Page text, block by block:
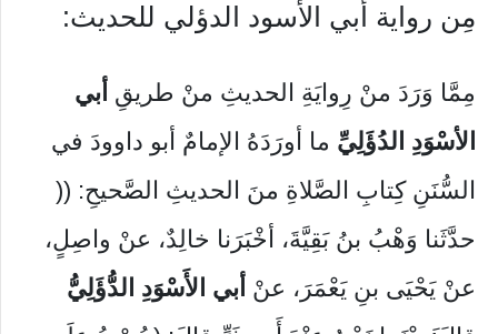
مِن رواية أبي الأسود الدؤلي للحديث:
مِمَّا وَرَدَ منْ رِوايَةِ الحديثِ منْ طريقِ أبي
الأسْوَدِ الدُؤَلِيِّ ما أورَدَهُ الإمامٌ أبو داوودَ في
السُّنَنِ كِتابِ الصَّلاةِ منَ الحديثِ الصَّحيحِ: ((
حدَّثَنا وَهْبُ بنُ بَقِيَّةَ، أخْبَرَنا خالِدٌ، عنْ واصِلٍ،
عنْ يَحْيَى بنِ يَعْمَرَ، عنْ أبي الأَسْوَدِ الدُّؤَلِيُّ